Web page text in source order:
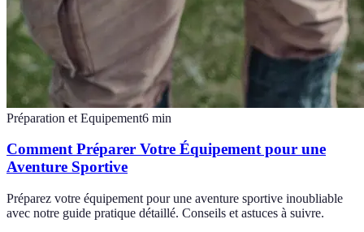
Préparation et Equipement6 min
Comment Préparer Votre Équipement pour une
Aventure Sportive
Préparez votre équipement pour une aventure sportive inoubliable
avec notre guide pratique détaillé. Conseils et astuces à suivre.